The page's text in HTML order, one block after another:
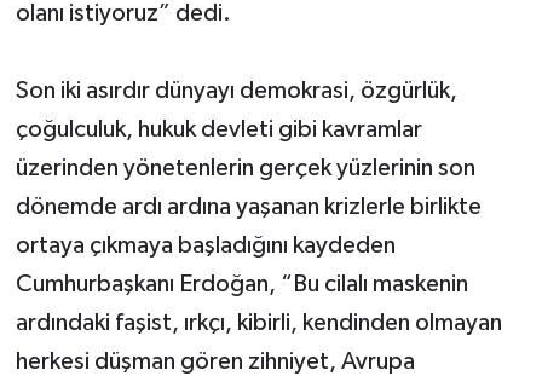
olanı istiyoruz” dedi.
Son iki asırdır dünyayı demokrasi, özgürlük,
çoğulculuk, hukuk devleti gibi kavramlar
üzerinden yönetenlerin gerçek yüzlerinin son
dönemde ardı ardına yaşanan krizlerle birlikte
ortaya çıkmaya başladığını kaydeden
Cumhurbaşkanı Erdoğan, “Bu cilalı maskenin
ardındaki faşist, ırkçı, kibirli, kendinden olmayan
herkesi düşman gören zihniyet, Avrupa